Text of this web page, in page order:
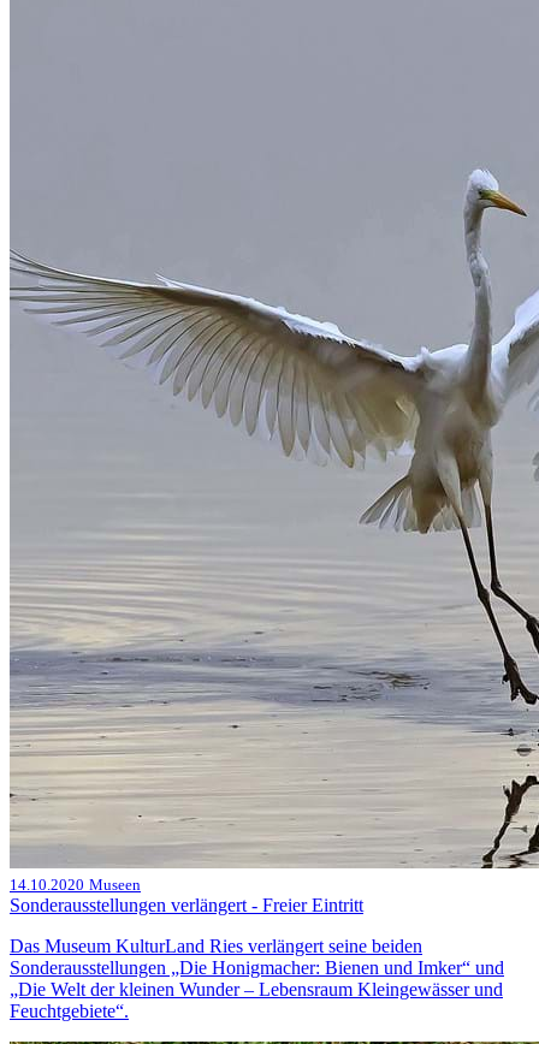
14.10.2020 Museen
Sonderausstellungen verlängert - Freier Eintritt
Das Museum KulturLand Ries verlängert seine beiden
Sonderausstellungen „Die Honigmacher: Bienen und Imker“ und
„Die Welt der kleinen Wunder – Lebensraum Kleingewässer und
Feuchtgebiete“.